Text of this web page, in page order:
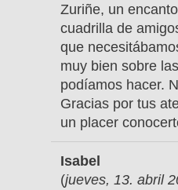
Zuriñe, un
cuadrilla de
que
muy bien sobre
podíamos hacer.
Gracias por tus
un placer
Isabel
(jueves, 13. abril